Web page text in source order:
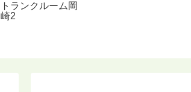
トランクルーム岡
崎2